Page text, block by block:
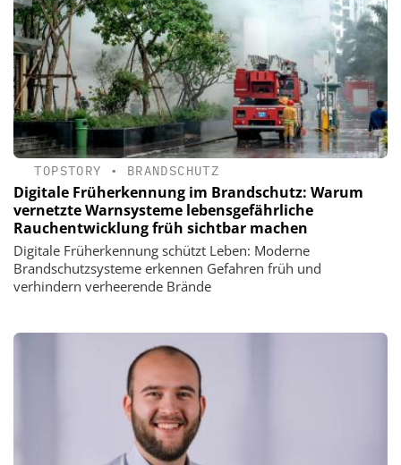
TOPSTORY • BRANDSCHUTZ
Digitale Früherkennung im Brandschutz: Warum
vernetzte Warnsysteme lebensgefährliche
Rauchentwicklung früh sichtbar machen
Digitale Früherkennung schützt Leben: Moderne
Brandschutzsysteme erkennen Gefahren früh und
verhindern verheerende Brände